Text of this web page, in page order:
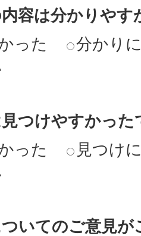
容は分かりやす
った
分かり
つけやすかった
った
見つけ
いてのご意見